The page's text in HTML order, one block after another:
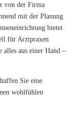
von der Firma
mit der Planung
bietet
für Arztpraxen
alles aus einer Hand –
Sie eine
wohlfühlen